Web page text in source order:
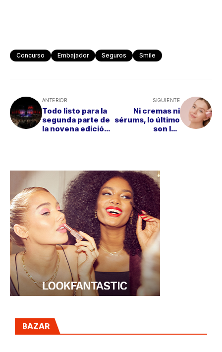
Concurso Embajador Seguros Smile
ANTERIOR
Todo listo para la
segunda parte de
la novena edición
SIGUIENTE
Ni cremas ni
sérums, lo último
son las
BAZAR